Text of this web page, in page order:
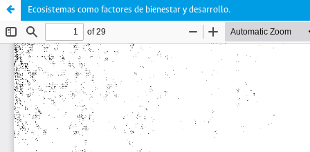
Ecosistemas como factores de bienestar y desarrollo.